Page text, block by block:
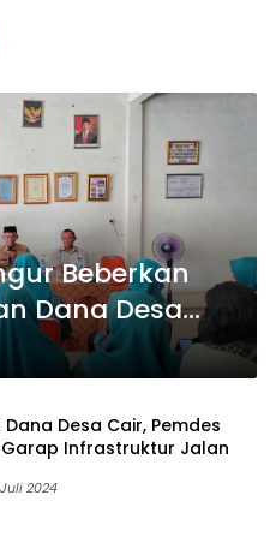
Beberkan
Dana Desa
Miliar
Desa Cair, Pemdes
Infrastruktur Jalan
2024